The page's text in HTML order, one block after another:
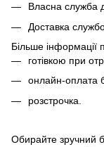
Власна служба
Доставка
Більше інформації
готівкою при
онлайн-оплата
розстрочка.
Обирайте зручний